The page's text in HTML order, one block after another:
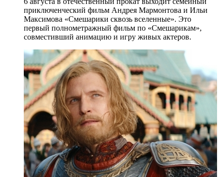
приключенческий фильм Андрея Мармонтова и Ильи
Максимова «Смешарики сквозь вселенные». Это
первый полнометражный фильм по «Смешарикам»,
совместивший анимацию и игру живых актеров.